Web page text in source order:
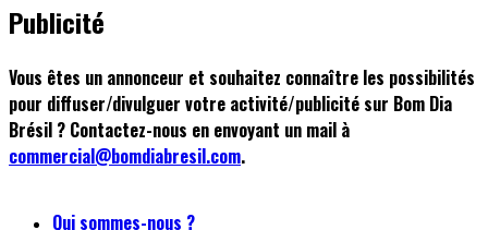
Publicité
Vous êtes un annonceur et souhaitez connaître les possibilités
pour diffuser/divulguer votre activité/publicité sur Bom Dia
Brésil ? Contactez-nous en envoyant un mail à
commercial@bomdiabresil.com.
Qui sommes-nous ?